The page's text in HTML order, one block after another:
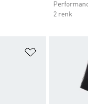
2 renk
Favori